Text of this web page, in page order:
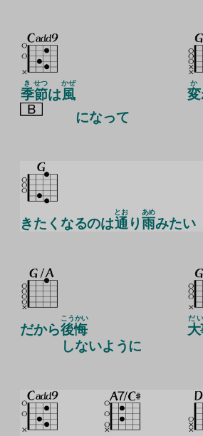
季
き
節
せつ
は風
かぜ
になって
変
か
きたくなるのは通
とお
り 雨
あめ
みたい
だから後悔
こうかい
しないように
だ